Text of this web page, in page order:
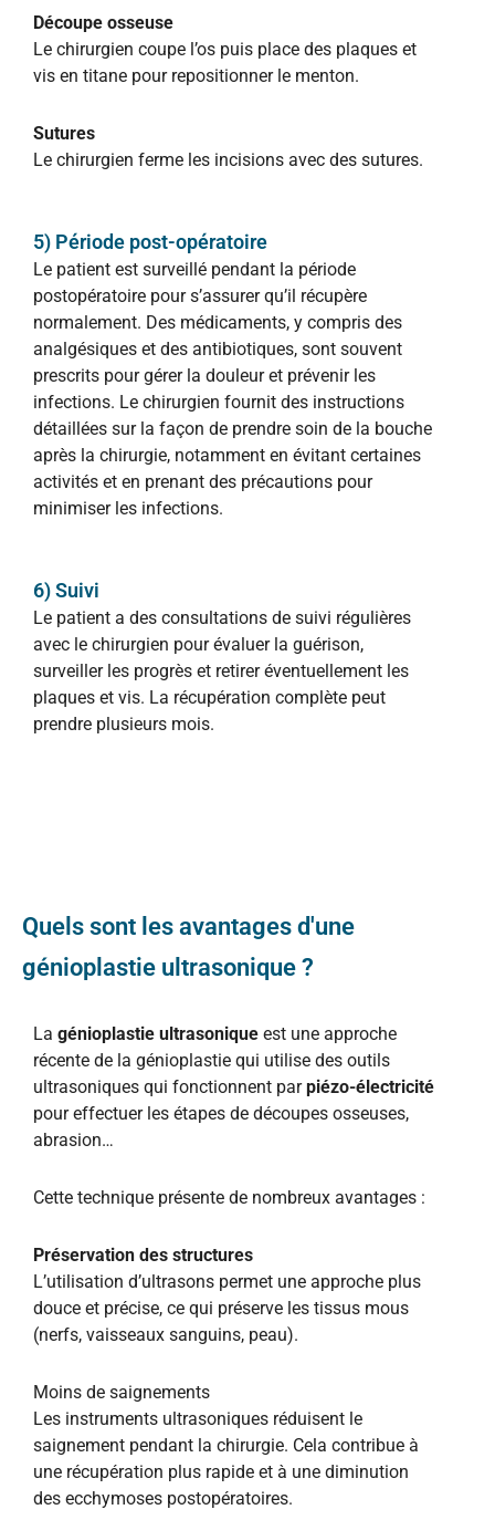
Découpe osseuse
Le chirurgien coupe l’os puis place des plaques et
vis en titane pour repositionner le menton.
Sutures
Le chirurgien ferme les incisions avec des sutures.
5) Période post-opératoire
Le patient est surveillé pendant la période
postopératoire pour s’assurer qu’il récupère
normalement. Des médicaments, y compris des
analgésiques et des antibiotiques, sont souvent
prescrits pour gérer la douleur et prévenir les
infections. Le chirurgien fournit des instructions
détaillées sur la façon de prendre soin de la bouche
après la chirurgie, notamment en évitant certaines
activités et en prenant des précautions pour
minimiser les infections.
6) Suivi
Le patient a des consultations de suivi régulières
avec le chirurgien pour évaluer la guérison,
surveiller les progrès et retirer éventuellement les
plaques et vis. La récupération complète peut
prendre plusieurs mois.
Quels sont les avantages d'une
génioplastie ultrasonique ?
La génioplastie ultrasonique est une approche
récente de la génioplastie qui utilise des outils
ultrasoniques qui fonctionnent parpiézo-électricité
pour effectuer les étapes de découpes osseuses,
abrasion…
Cette technique présente de nombreux avantages :
Préservation des structures
L’utilisation d’ultrasons permet une approche plus
douce et précise, ce qui préserve les tissus mous
(nerfs, vaisseaux sanguins, peau).
Moins de saignements
Les instruments ultrasoniques réduisent le
saignement pendant la chirurgie. Cela contribue à
une récupération plus rapide et à une diminution
des ecchymoses postopératoires.